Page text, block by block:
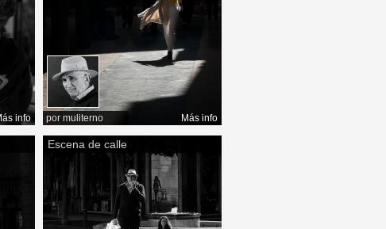
info por muliterno Más info
Escena de calle